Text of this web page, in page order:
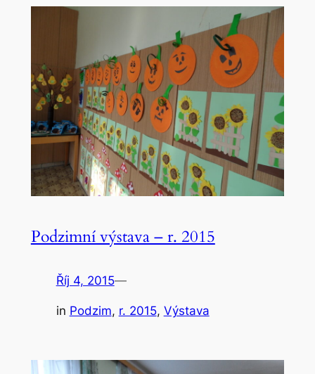
Podzimní výstava – r. 2015
Říj 4, 2015—
in Podzim, r. 2015, Výstava